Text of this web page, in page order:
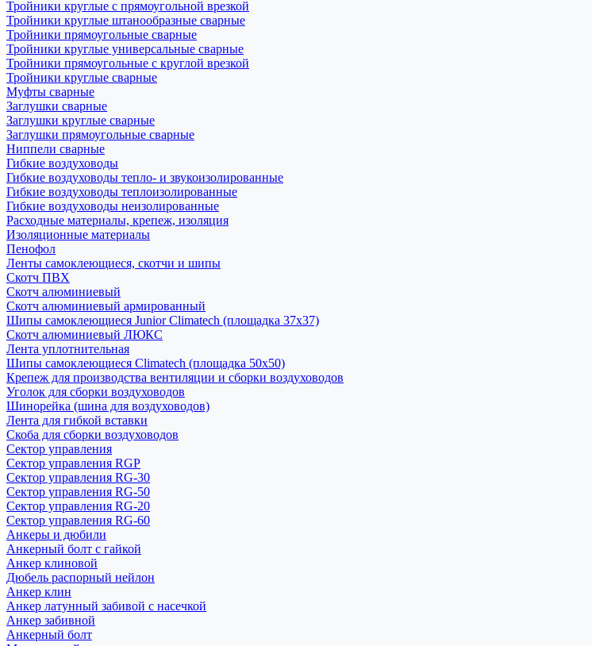
Тройники круглые с прямоугольной врезкой
Тройники круглые штанообразные сварные
Тройники прямоугольные сварные
Тройники круглые универсальные сварные
Тройники прямоугольные с круглой врезкой
Тройники круглые сварные
Муфты сварные
Заглушки сварные
Заглушки круглые сварные
Заглушки прямоугольные сварные
Ниппели сварные
Гибкие воздуховоды
Гибкие воздуховоды тепло- и звукоизолированные
Гибкие воздуховоды теплоизолированные
Гибкие воздуховоды неизолированные
Расходные материалы, крепеж, изоляция
Изоляционные материалы
Пенофол
Ленты самоклеющиеся, скотчи и шипы
Скотч ПВХ
Скотч алюминиевый
Скотч алюминиевый армированный
Шипы самоклеющиеся Junior Climatech (площадка 37х37)
Скотч алюминиевый ЛЮКС
Лента уплотнительная
Шипы самоклеющиеся Climatech (площадка 50х50)
Крепеж для производства вентиляции и сборки воздуховодов
Уголок для сборки воздуховодов
Шинорейка (шина для воздуховодов)
Лента для гибкой вставки
Скоба для сборки воздуховодов
Сектор управления
Сектор управления RGP
Сектор управления RG-30
Сектор управления RG-50
Сектор управления RG-20
Сектор управления RG-60
Анкеры и дюбили
Анкерный болт с гайкой
Анкер клиновой
Дюбель распорный нейлон
Анкер клин
Анкер латунный забивой с насечкой
Анкер забивной
Анкерный болт